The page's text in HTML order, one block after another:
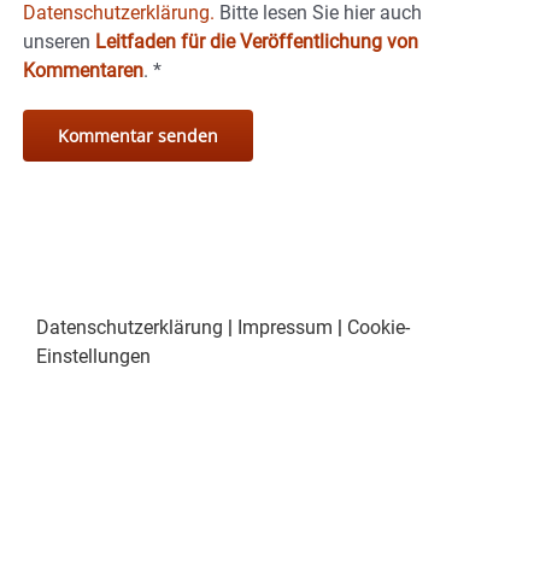
Datenschutzerklärung. Bitte lesen Sie hier auch
unseren Leitfaden für die Veröffentlichung von
Kommentaren. *
Datenschutzerklärung Impressum
Cookie-
Einstellungen